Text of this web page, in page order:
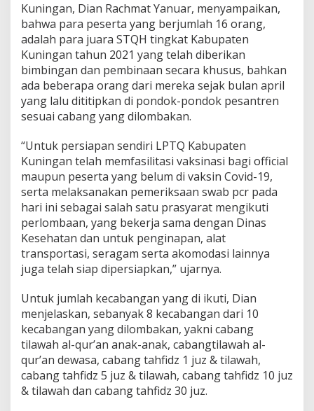
Kuningan, Dian Rachmat Yanuar, menyampaikan,
bahwa para peserta yang berjumlah 16 orang,
adalah para juara STQH tingkat Kabupaten
Kuningan tahun 2021 yang telah diberikan
bimbingan dan pembinaan secara khusus, bahkan
ada beberapa orang dari mereka sejak bulan april
yang lalu dititipkan di pondok-pondok pesantren
sesuai cabang yang dilombakan.
“Untuk persiapan sendiri LPTQ Kabupaten
Kuningan telah memfasilitasi vaksinasi bagi official
maupun peserta yang belum di vaksin Covid-19,
serta melaksanakan pemeriksaan swab pcr pada
hari ini sebagai salah satu prasyarat mengikuti
perlombaan, yang bekerja sama dengan Dinas
Kesehatan dan untuk penginapan, alat
transportasi, seragam serta akomodasi lainnya
juga telah siap dipersiapkan,” ujarnya.
Untuk jumlah kecabangan yang di ikuti, Dian
menjelaskan, sebanyak 8 kecabangan dari 10
kecabangan yang dilombakan, yakni cabang
tilawah al-qur’an anak-anak, cabangtilawah al-
qur’an dewasa, cabang tahfidz 1 juz & tilawah,
cabang tahfidz 5 juz & tilawah, cabang tahfidz 10 juz
& tilawah dan cabang tahfidz 30 juz.